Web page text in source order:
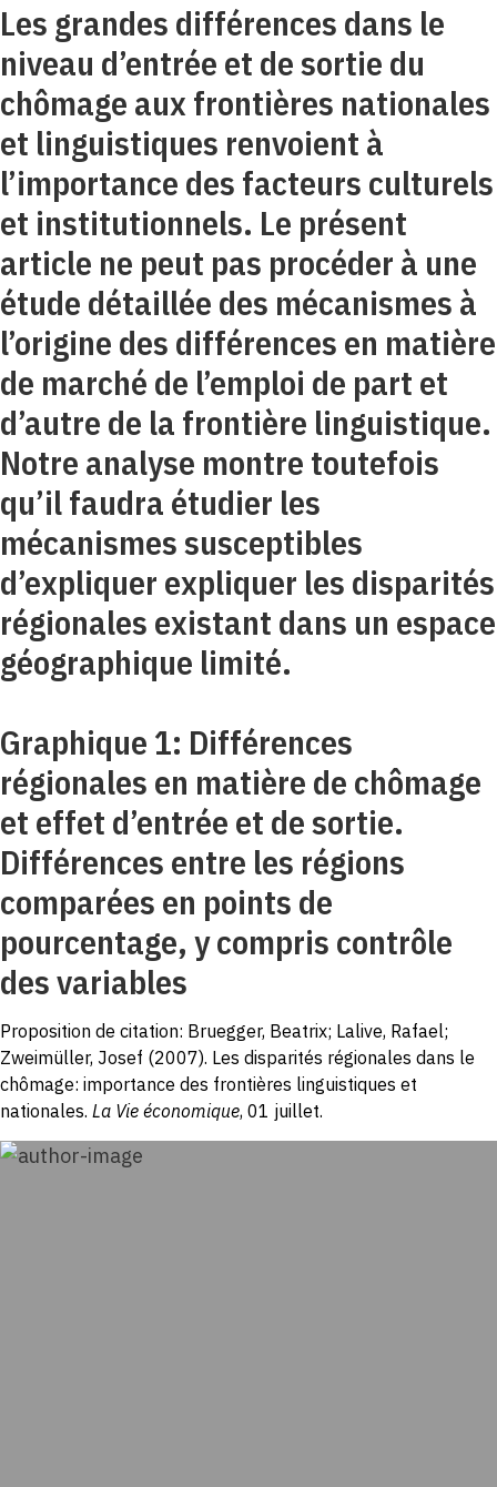
Les grandes différences dans le
niveau d’entrée et de sortie du
chômage aux frontières nationales
et linguistiques renvoient à
l’importance des facteurs culturels
et institutionnels. Le présent
article ne peut pas procéder à une
étude détaillée des mécanismes à
l’origine des différences en matière
de marché de l’emploi de part et
d’autre de la frontière linguistique.
Notre analyse montre toutefois
qu’il faudra étudier les
mécanismes susceptibles
d’expliquer expliquer les disparités
régionales existant dans un espace
géographique limité.
Graphique 1: Différences
régionales en matière de chômage
et effet d’entrée et de sortie.
Différences entre les régions
comparées en points de
pourcentage, y compris contrôle
des variables
Proposition de citation: Bruegger, Beatrix; Lalive, Rafael;
Zweimüller, Josef (2007). Les disparités régionales dans le
chômage: importance des frontières linguistiques et
nationales. La Vie économique, 01 juillet.